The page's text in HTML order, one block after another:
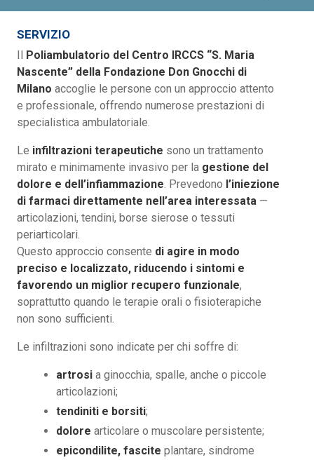
SERVIZIO
Il Poliambulatorio del Centro IRCCS “S. Maria
Nascente” della Fondazione Don Gnocchi di
Milano accoglie le persone con un approccio attento
e professionale, offrendo numerose prestazioni di
specialistica ambulatoriale.
Le infiltrazioni terapeutiche sono un trattamento
mirato e minimamente invasivo per la gestione del
dolore e dell’infiammazione. Prevedono l’iniezione
di farmaci direttamente nell’area interessata —
articolazioni, tendini, borse sierose o tessuti
periarticolari.
Questo approccio consente di agire in modo
preciso e localizzato, riducendo i sintomi e
favorendo un miglior recupero funzionale,
soprattutto quando le terapie orali o fisioterapiche
non sono sufficienti.
Le infiltrazioni sono indicate per chi soffre di:
artrosi a ginocchia, spalle, anche o piccole
articolazioni;
tendiniti e borsiti;
dolore articolare o muscolare persistente;
epicondilite, fascite plantare, sindrome